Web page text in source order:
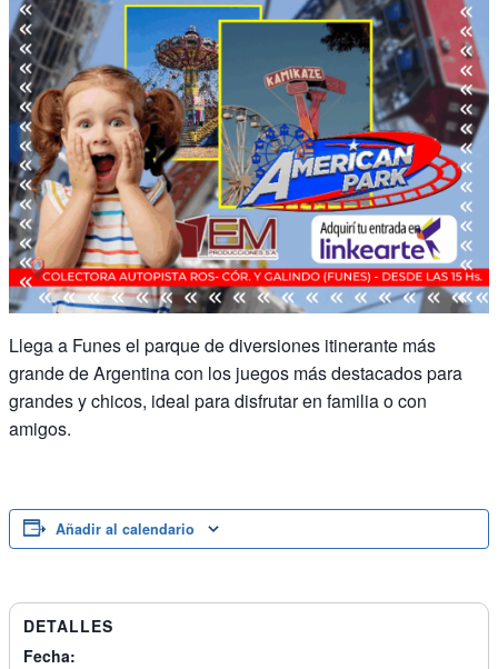
Llega a Funes el parque de diversiones itinerante más
grande de Argentina con los juegos más destacados para
grandes y chicos, ideal para disfrutar en familia o con
amigos.
Añadir al calendario
DETALLES
Fecha: